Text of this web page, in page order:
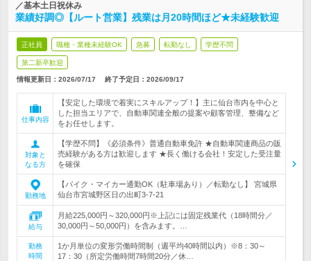
／基本土日祝休み
業績好調◎【ルート営業】残業は月20時間ほど★未経験歓迎
正社員 職種・業種未経験OK 急募 転勤なし 学歴不問
第二新卒歓迎
情報更新日：2026/07/17 終了予定日： 2026/09/17
仕事内容
【安定した環境で着実にスキルアップ！】主に仙台市内を中心と
した担当エリアで、自動車関連全般の提案や顧客管理、整備など
をお任せします。
対象と
なる方
【学歴不問】《必須条件》普通自動車免許 ★自動車関連商品の販
売経験がある方は歓迎します ★長く働ける会社！安定した受注量
を確保
勤務地
【バイク・マイカー通勤OK（駐車場あり）／転勤なし】 宮城県
仙台市宮城野区日の出町3-7-21
給与
月給225,000円～320,000円※上記には固定残業代（18時間分／
30,000円～50,000円）を含みます。…
勤務
時間
1か月単位の変形労働時間制（週平均40時間以内）※8：30～
17：30（所定労働時間7時間20分／休…